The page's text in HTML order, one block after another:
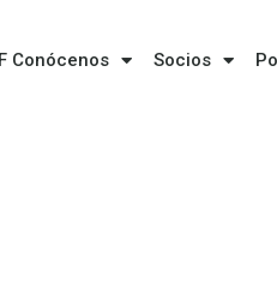
Conócenos Socios